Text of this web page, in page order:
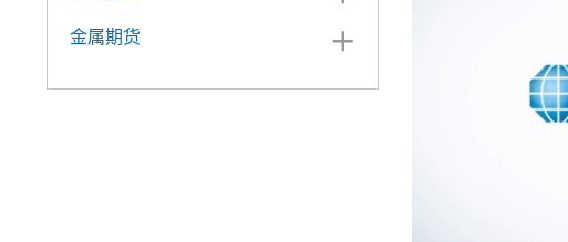
金属期货